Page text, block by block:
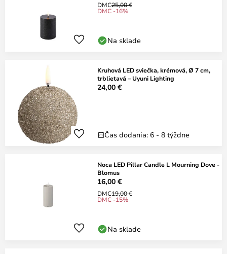
DMC25,00 €
DMC -16%
Na sklade
Kruhová LED sviečka, krémová, Ø 7 cm,
trblietavá – Uyuni Lighting
24,00 €
Čas dodania: 6 - 8 týždne
Noca LED Pillar Candle L Mourning Dove -
Blomus
16,00 €
DMC19,00 €
DMC -15%
Na sklade